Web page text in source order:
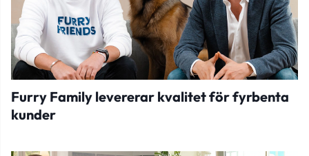
Furry Family levererar kvalitet för fyrbenta
kunder